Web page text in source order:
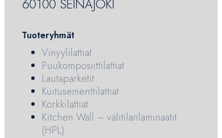
60100 SEINÄJOKI
Tuoteryhmät
Vinyylilattiat
Puukomposiittilattiat
Lautaparketit
Kuitusementtilattiat
Korkkilattiat
Kitchen Wall – välitilanlaminaatit
(HPL)